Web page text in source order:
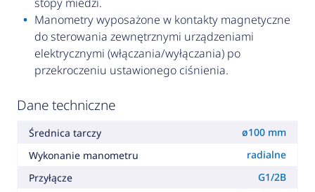
Manometry wyposażone w kontakty magnetyczne
do sterowania zewnętrznymi urządzeniami
elektrycznymi (włączania/wyłączania) po
przekroczeniu ustawionego ciśnienia.
Dane techniczne
Średnica tarczy
ø100 mm
Wykonanie manometru
radialne
Przyłącze
G1/2B